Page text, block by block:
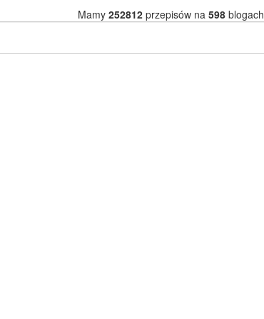
Mamy 252812przepisów na 598